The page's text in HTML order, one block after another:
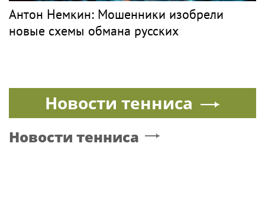
Антон Немкин: Мошенники изобрели
новые схемы обмана русских
Новости тенниса
Новости тенниса